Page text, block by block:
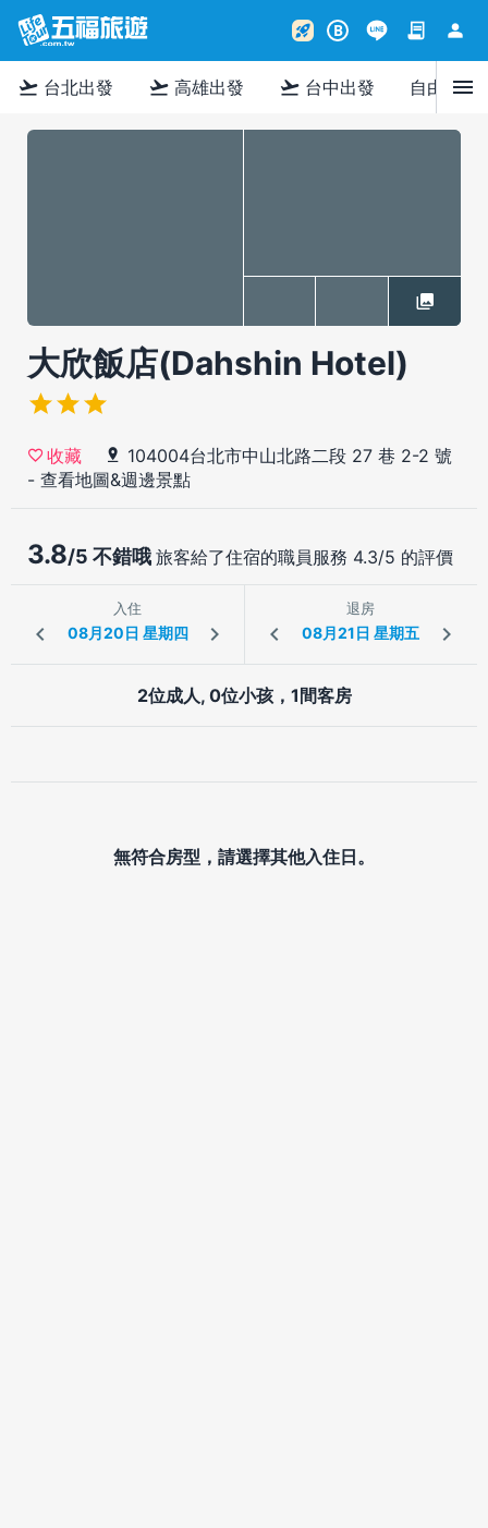
rocket_launch B contract person
flight_takeoff 台北出發 flight_takeoff 高雄出發 flight_takeoff 台中出發 自由行menu
大欣飯店(Dahshin Hotel)
收藏
104004台北市中山北路二段 27 巷 2-2 號
- 查看地圖&週邊景點
3.8/5 不錯哦 旅客給了住宿的職員服務 4.3/5 的評價
入住 退房
2位成人, 0位小孩，1間客房
無符合房型，請選擇其他入住日。